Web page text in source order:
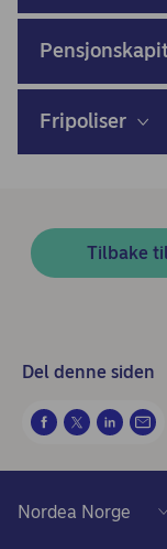
Fripoliser
Tilbake
Del denne siden